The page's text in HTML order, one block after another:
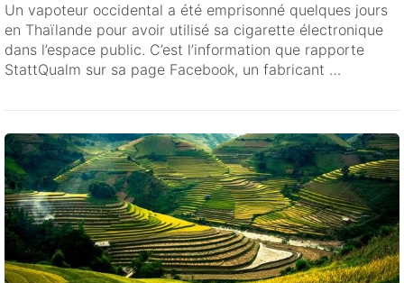
Un vapoteur occidental a été emprisonné quelques jours
en Thaïlande pour avoir utilisé sa cigarette électronique
dans l’espace public. C’est l’information que rapporte
StattQualm sur sa page Facebook, un fabricant …